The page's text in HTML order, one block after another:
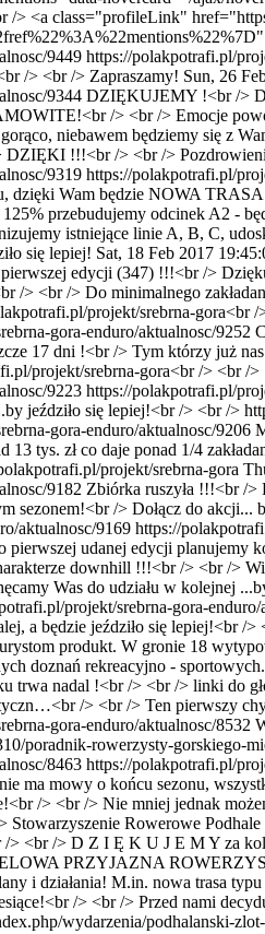
> <a class="profileLink"
9449 https://polakpotrafi.pl/
/> <br /> Zapraszamy! Sun, 26
9344 DZIĘKUJEMY !<br />
/> <br /> Emocje
niebawem będziemy się z
DZIĘKI !!!<br /> <br />
9319 https://polakpotrafi.pl/
dzięki Wam będzie NOWA
przebudujemy odcinek A2 -
istniejące linie A, B, C,
się lepiej! Sat, 18 Feb 2017
edycji (347) !!!<br />
/> <br /> Do minimalnego
projekt/srebrna-gora<br
gora-enduro/aktualnosc/9252
17 dni !<br /> Tym którzy już
projekt/srebrna-gora<br /> <br /
9223 https://polakpotrafi.pl/
jeździło się lepiej!<br /> <br />
gora-enduro/aktualnosc/9206
tys. zł co daje ponad 1/4
projekt/srebrna-gora
9182 Zbiórka ruszyła !!!<br /
sezonem!<br /> Dołącz do
aktualnosc/9169 https://
pierwszej udanej edycji
downhill !!!<br /> <br />
Was do udziału w kolejnej
projekt/srebrna-gora-
a będzie jeździło się lepiej!<br
produkt. W gronie 18
doznań rekreacyjno -
trwa nadal !<br /> <br /> linki
/> <br /> Ten pierwszy
gora-enduro/aktualnosc/8532
poradnik-rowerzysty-gorskiego-
8463 https://polakpotrafi.pl/
ma mowy o końcu sezonu,
/> <br /> Nie mniej jednak
Stowarzyszenie Rowerowe
/> <br /> D Z I Ę K U J E M Y za
PRZYJAZNA
i działania! M.in. nowa trasa
/> <br /> Przed nami
wydarzenia/podhalanski-